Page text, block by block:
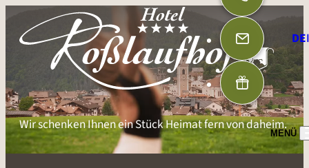
DE
MENÜ
Wir schenken Ihnen ein Stück Heimat fern von daheim.